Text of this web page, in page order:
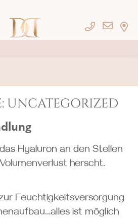
UNCATEGORIZED
Hyaluron an den Stellen
herscht.
Feuchtigkeitsversorgung
ist möglich